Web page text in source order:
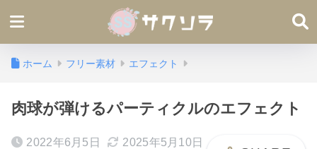
ホーム フリー素材 エフェクト
肉球が弾けるパーティクルのエフェクト
2022年6月5日 2025年5月10日